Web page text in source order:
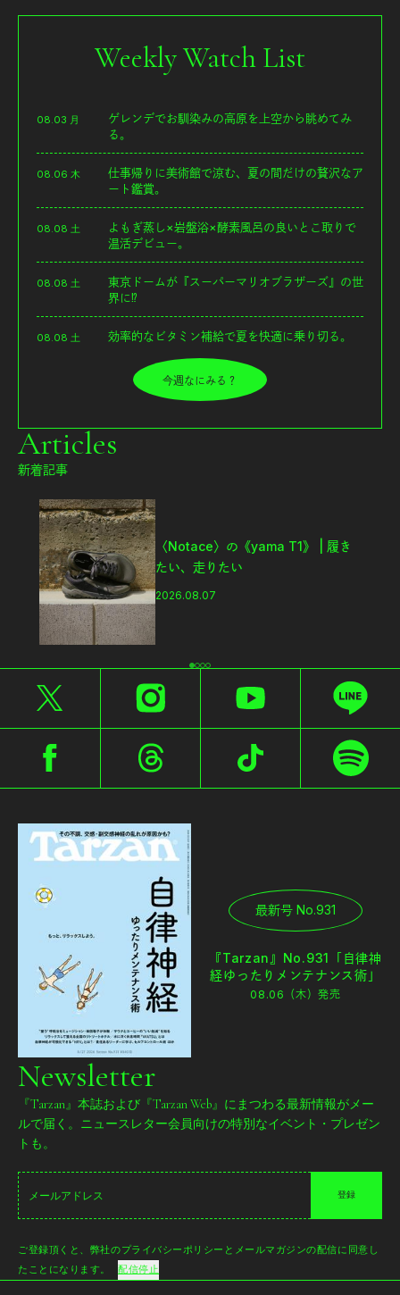
Weekly Watch List
08.03 月
ゲレンデでお馴染みの高原を上空から眺めてみ
る。
08.06 木
仕事帰りに美術館で涼む、夏の間だけの贅沢なア
ート鑑賞。
08.08 土
よもぎ蒸し×岩盤浴×酵素風呂の良いとこ取りで
温活デビュー。
08.08 土
東京ドームが『スーパーマリオブラザーズ』の世
界に⁉︎
08.08 土 効率的なビタミン補給で夏を快適に乗り切る。
今週なにみる？
Articles
新着記事
〈Notace〉の《yama T1》 | 履き
たい、走りたい
2026.08.07
最新号 No.931
『Tarzan』No.931「自律神
経ゆったりメンテナンス術」
08.06（木）発売
Newsletter
『Tarzan』本誌および『Tarzan Web』にまつわる最新情報がメー
ルで届く。ニュースレター会員向けの特別なイベント・プレゼン
トも。
登録
ご登録頂くと、弊社のプライバシーポリシーとメールマガジンの配信に同意し
たことになります。
配信停止